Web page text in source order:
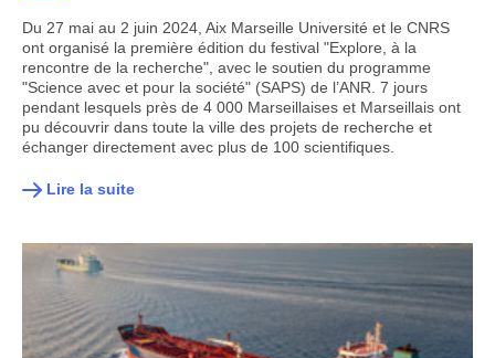
Du 27 mai au 2 juin 2024, Aix Marseille Université et le CNRS
ont organisé la première édition du festival "Explore, à la
rencontre de la recherche", avec le soutien du programme
"Science avec et pour la société" (SAPS) de l’ANR. 7 jours
pendant lesquels près de 4 000 Marseillaises et Marseillais ont
pu découvrir dans toute la ville des projets de recherche et
échanger directement avec plus de 100 scientifiques.
Lire la suite